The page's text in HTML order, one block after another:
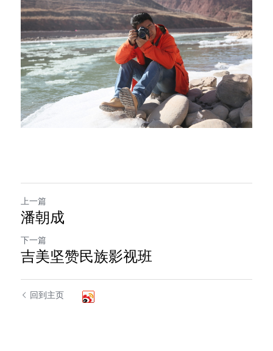
上一篇
潘朝成
下一篇
吉美坚赞民族影视班
回到主页